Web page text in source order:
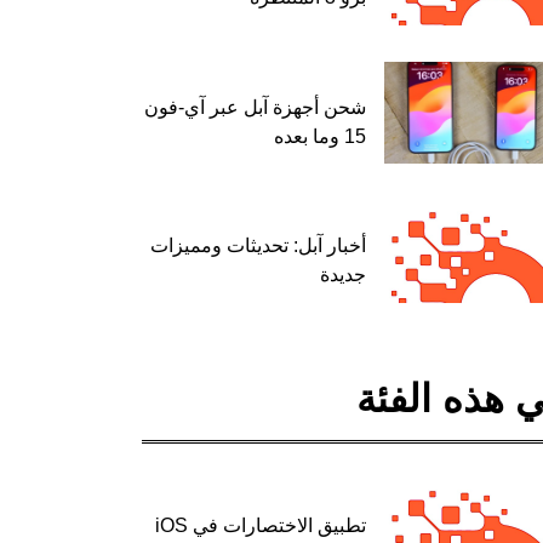
شحن أجهزة آبل عبر آي-فون
15 وما بعده
أخبار آبل: تحديثات ومميزات
جديدة
هذه الفئة
تطبيق الاختصارات في iOS